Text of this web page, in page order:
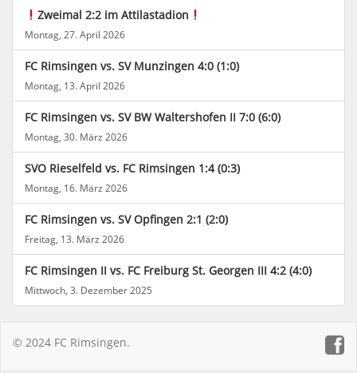
Zweimal 2:2 im Attilastadion
Montag, 27. April 2026
FC Rimsingen vs. SV Munzingen 4:0 (1:0)
Montag, 13. April 2026
FC Rimsingen vs. SV BW Waltershofen II 7:0 (6:0)
Montag, 30. März 2026
SVO Rieselfeld vs. FC Rimsingen 1:4 (0:3)
Montag, 16. März 2026
FC Rimsingen vs. SV Opfingen 2:1 (2:0)
Freitag, 13. März 2026
FC Rimsingen II vs. FC Freiburg St. Georgen III 4:2 (4:0)
Mittwoch, 3. Dezember 2025
© 2024 FC Rimsingen.